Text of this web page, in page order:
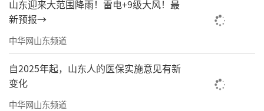
山东迎来大范围降雨！雷电+9级大风！最
新预报→
中华网山东频道
自2025年起，山东人的医保实施意见有新
变化
中华网山东频道